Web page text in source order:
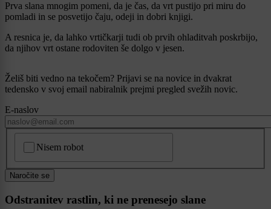
Prva slana mnogim pomeni, da je čas, da vrt pustijo pri miru do
pomladi in se posvetijo čaju, odeji in dobri knjigi.
A resnica je, da lahko vrtičkarji tudi ob prvih ohladitvah poskrbijo,
da njihov vrt ostane rodoviten še dolgo v jesen.
Želiš biti vedno na tekočem? Prijavi se na novice in dvakrat
tedensko v svoj email nabiralnik prejmi pregled svežih novic.
E-naslov
Nisem robot
Naročite se
Odstranitev rastlin, ki ne prenesejo slane